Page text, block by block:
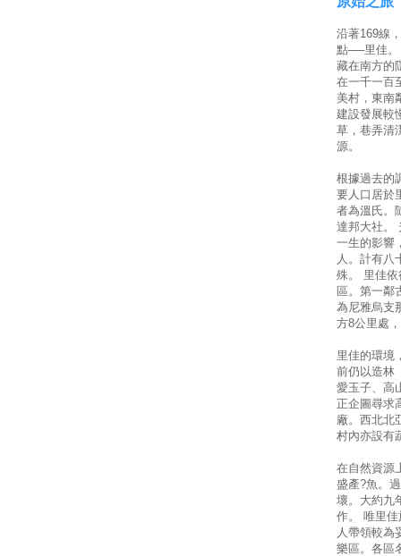
沿著169線
點──里佳。
藏在南方的
在一千一百
美村，東南
建設發展較
草，巷弄清
源。
根據過去的
要人口居於
者為溫氏。
達邦大社。
一生的影響
人。計有八
殊。 里佳
區。第一鄰
為尼雅烏支
方8公里處
里佳的環境
前仍以造林
愛玉子、高
正企圖尋求
廠。西北北
村內亦設有
在自然資源
盛產?魚。
壞。大約九
作。 唯里
人帶領較為
樂區。各區